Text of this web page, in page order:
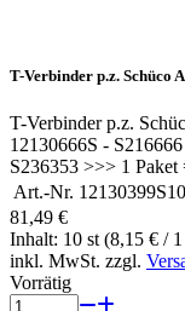
T-Verbinder p.z. Schüco
T-Verbinder p.z.
12130666S -
S236353 >>> 1 Paket
Art.-Nr. 12130399S10
81,49 €
Inhalt: 10 st (8,15 € /
inkl. MwSt. zzgl.
Vorrätig